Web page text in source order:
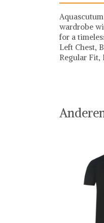
wardrobe
for a
Left Chest,
Regular Fit,